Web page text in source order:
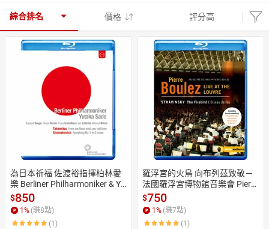
居家生活 3C家電 親子玩具
化妝保養 情趣用品
日本購物 電子/紙本書
HOT
綜合排名 價格 評分高
為日本祈福 佐渡裕指揮柏林愛
樂 Berliner Philharmoniker & Yu
taka Sado - Charity Concert for
Japan (藍光Blu-ray) 【EuroArt
s】
$850
1 % (賺8點)
(1)
羅浮宮的火鳥 向布列茲致敬－
法國羅浮宮博物館音樂會 Pierre
Boulez - Live at the Louvre (藍
光Blu-ray) 【EuroArts】
$750
1 % (賺7點)
(1)